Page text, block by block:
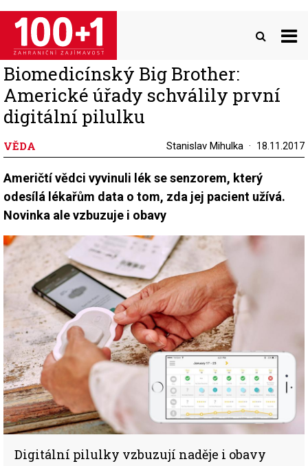
Přejít
hlavnímu
obsahu
Biomedicínský Big Brother:
Americké úřady schválily první
digitální pilulku
VĚDA Stanislav Mihulka 18.11.2017
Američtí vědci vyvinuli lék se senzorem, který
odesílá lékařům data o tom, zda jej pacient užívá.
Novinka ale vzbuzuje i obavy
Digitální pilulky vzbuzují naděje i obavy